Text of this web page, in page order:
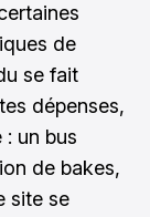
de
se fait
dépenses,
un bus
de bakes,
site se